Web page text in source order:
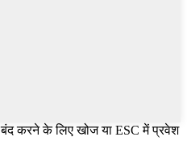
बंद करने के लिए खोज या ESC में प्रवेश